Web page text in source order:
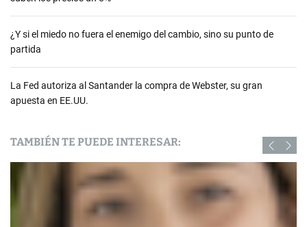
¿Y si el miedo no fuera el enemigo del cambio, sino su punto de
partida
La Fed autoriza al Santander la compra de Webster, su gran
apuesta en EE.UU.
TAMBIÉN TE PUEDE INTERESAR: